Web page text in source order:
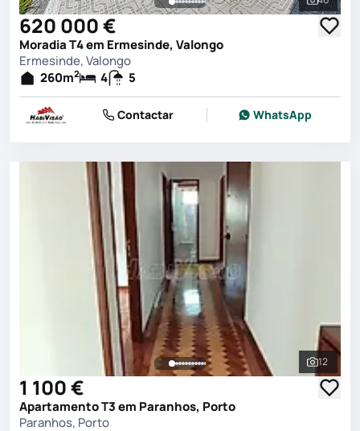
Ver
620 000 €
Moradia T4 em Ermesinde, Valongo
Ermesinde, Valongo
260m2 4 5
Contactar WhatsApp
Ver
12
1 100 €
Apartamento T3 em Paranhos, Porto
Paranhos, Porto